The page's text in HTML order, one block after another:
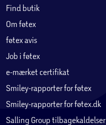
Find butik
Om føtex
føtex avis
Job i føtex
e-mærket certifikat
Smiley-rapporter for føtex
Smiley-rapporter for føtex.dk
Salling Group tilbagekaldelser